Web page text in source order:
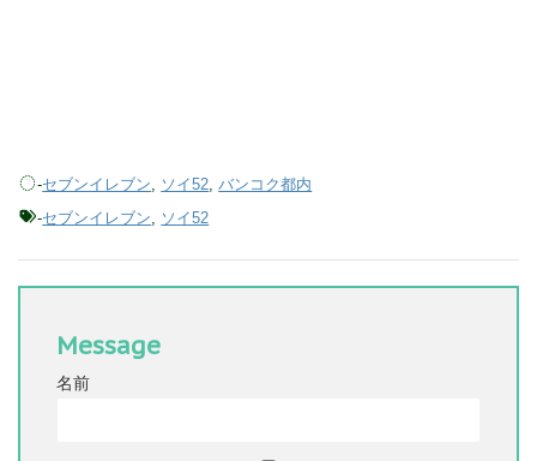
-セブンイレブン ソイ52 ,バンコク都内
-セブンイレブン ソイ52
Message
名前